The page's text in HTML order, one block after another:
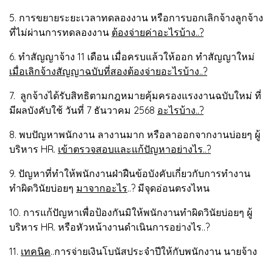
5. การขยายระยะเวลาทดลองงาน หรือการบอกเลิกจ้างลูกจ้าง
ที่ไม่ผ่านการทดลองงาน ต้องจ่ายค่าอะไรบ้าง..?
6. ทำสัญญาจ้าง 11 เดือน เมื่อครบแล้วให้ออก ทำสัญญาใหม่
เมื่อเลิกจ้างสัญญาฉบับที่สองต้องจ่ายอะไรบ้าง..?
7. ลูกจ้างได้รับสิทธิตามกฎหมายคุ้มครองแรงงานฉบับใหม่ ที่
มีผลบังคับใช้ วันที่ 7 ธันวาคม 2568 อะไรบ้าง..?
8. พบปัญหาพนักงาน ลางานมาก หรือลาออกจากงานบ่อยๆ ผู้
บริหาร HR. เข้าตรวจสอบและแก้ปัญหาอย่างไร..?
9. ปัญหาที่ทำให้พนักงานฝ่าฝืนข้อบังคับเกี่ยวกับการทำงาน
ทำผิดวินัยบ่อยๆ มาจากอะไร..? มีจุดอ่อนตรงไหน
10. การแก้ปัญหาเพื่อป้องกันมิให้พนักงานทำผิดวินัยบ่อยๆ ผู้
บริหาร HR. หรือหัวหน้างานดำเนินการอย่างไร..?
11. เทคนิค..การจ่ายเงินโบนัสประจำปีให้กับพนักงาน นายจ้าง